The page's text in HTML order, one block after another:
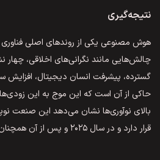
نتیجه‌گیری
هوش مصنوعی یکی از روندهای اصلی
چالش‌هایی مانند نگرانی‌های اخلاقی، چهار
گسترده، پیشرفت انسان دیجیتال، افزایش
حاکی از آن است که این موج به این
بالای نوآوری‌ها نشان می‌دهد این صنعت
قرار دارد و در سال ۲۰۲۵ و پس از آن همچنان خبرساز خواهد بود.